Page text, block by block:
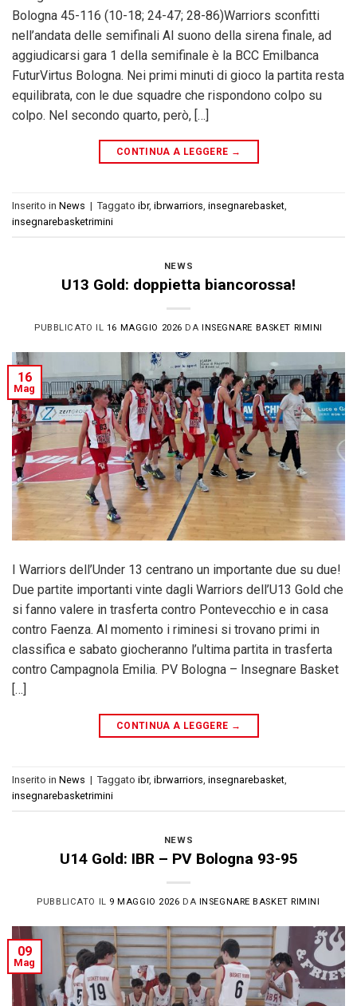
Bologna 45-116 (10-18; 24-47; 28-86)Warriors sconfitti
nell’andata delle semifinali Al suono della sirena finale, ad
aggiudicarsi gara 1 della semifinale è la BCC Emilbanca
FuturVirtus Bologna. Nei primi minuti di gioco la partita resta
equilibrata, con le due squadre che rispondono colpo su
colpo. Nel secondo quarto, però, […]
CONTINUA A LEGGERE →
Inserito in News | Taggato ibr, ibrwarriors, insegnarebasket,
insegnarebasketrimini
NEWS
U13 Gold: doppietta biancorossa!
PUBBLICATO IL 16 MAGGIO 2026 DAINSEGNARE BASKET RIMINI
16
Mag
I Warriors dell’Under 13 centrano un importante due su due!
Due partite importanti vinte dagli Warriors dell’U13 Gold che
si fanno valere in trasferta contro Pontevecchio e in casa
contro Faenza. Al momento i riminesi si trovano primi in
classifica e sabato giocheranno l’ultima partita in trasferta
contro Campagnola Emilia. PV Bologna – Insegnare Basket
[…]
CONTINUA A LEGGERE →
Inserito in News | Taggato ibr, ibrwarriors, insegnarebasket,
insegnarebasketrimini
NEWS
U14 Gold: IBR – PV Bologna 93-95
PUBBLICATO IL 9 MAGGIO 2026 DA INSEGNARE BASKET RIMINI
09
Mag